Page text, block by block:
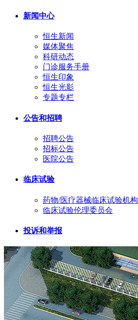
新闻中心
恒生新闻
媒体聚焦
科研动态
门诊服务手册
恒生印象
恒生光影
专题专栏
公告和招聘
招聘公告
招标公告
医院公告
临床试验
药物/医疗器械临床试验机构
临床试验伦理委员会
投诉和举报